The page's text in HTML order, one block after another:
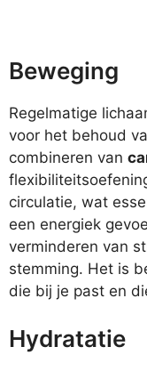
Beweging
Regelmatige
voor het behoud
combineren van
circulatie, wat
een energiek
verminderen van
stemming. Het is
die bij je past en
Hydratatie